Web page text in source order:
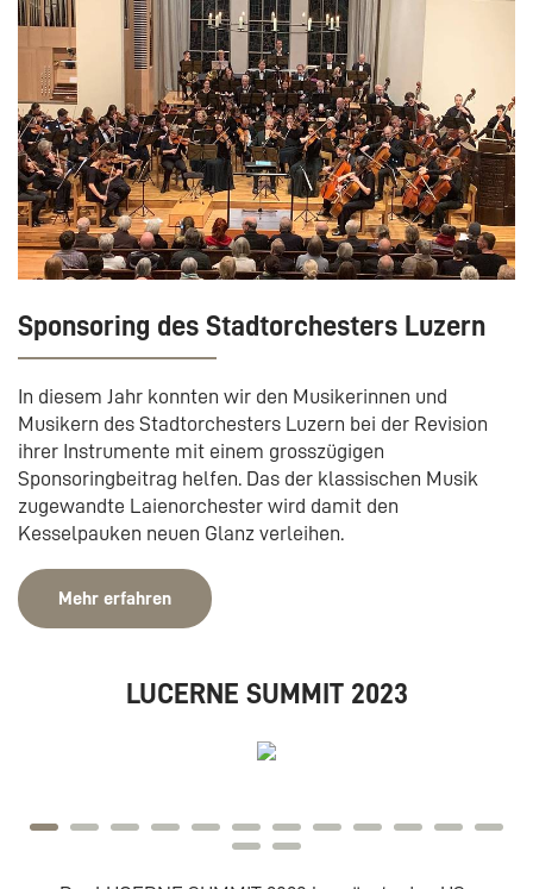
Sponsoring des Stadtorchesters Luzern
In diesem Jahr konnten wir den Musikerinnen und
Musikern des Stadtorchesters Luzern bei der Revision
ihrer Instrumente mit einem grosszügigen
Sponsoringbeitrag helfen. Das der klassischen Musik
zugewandte Laienorchester wird damit den
Kesselpauken neuen Glanz verleihen.
Mehr erfahren
LUCERNE SUMMIT 2023